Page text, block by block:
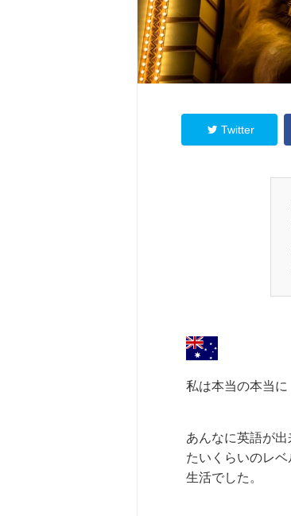
Twitter
私は本当の本当に
あんなに英語が
たいくらいのレ
生活でした。